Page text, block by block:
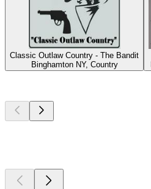
Classic Outlaw Country - The Bandit
Binghamton NY, Country